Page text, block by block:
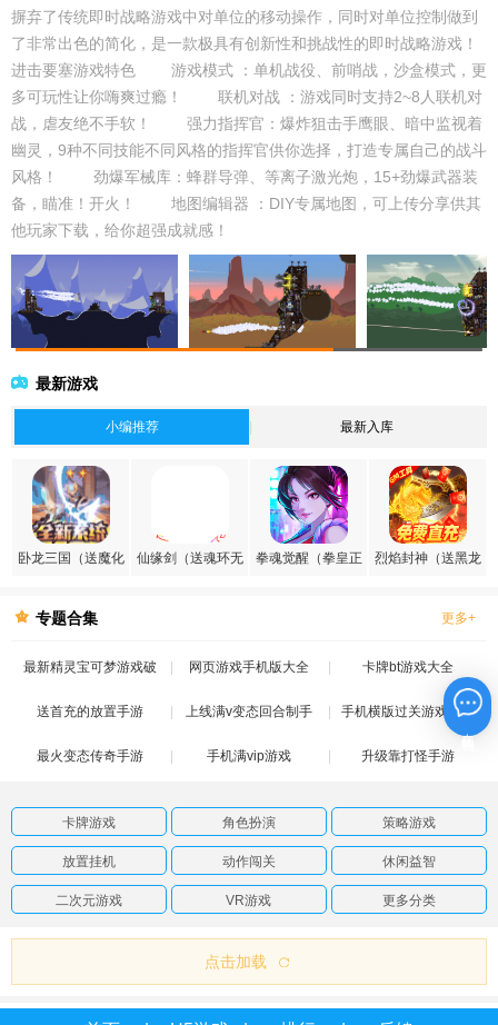
摒弃了传统即时战略游戏中对单位的移动操作，同时对单位控制做到
了非常出色的简化，是一款极具有创新性和挑战性的即时战略游戏！
进击要塞游戏特色 游戏模式 ：单机战役、前哨战，沙盒模式，更
多可玩性让你嗨爽过瘾！ 联机对战 ：游戏同时支持2~8人联机对
战，虐友绝不手软！ 强力指挥官：爆炸狙击手鹰眼、暗中监视着
幽灵，9种不同技能不同风格的指挥官供你选择，打造专属自己的战斗
风格！ 劲爆军械库：蜂群导弹、等离子激光炮，15+劲爆武器装
备，瞄准！开火！ 地图编辑器 ：DIY专属地图，可上传分享供其
他玩家下载，给你超强成就感！
最新游戏
小编推荐 最新入库
卧龙三国（送魔化
仙缘剑（送魂环无
拳魂觉醒（拳皇正
烈焰封神（送黑龙
专题合集 更多+
最新精灵宝可梦游戏破
解版
网页游戏手机版大全 卡牌bt游戏大全
送首充的放置手游 上线满v变态回合制手
游
手机横版过关游戏推荐
最火变态传奇手游 手机满vip游戏 升级靠打怪手游
卡牌游戏 角色扮演 策略游戏
放置挂机 动作闯关 休闲益智
二次元游戏 VR游戏 更多分类
点击加载